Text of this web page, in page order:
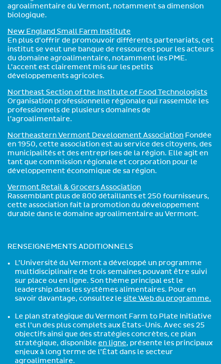
agroalimentaire du Vermont, notamment sa dimension
biologique.
New England Small Farm Institute
En plus d’offrir de promouvoir différents partenariats, cet
institut se veut une banque de ressources pour les acteurs
du domaine agroalimentaire, notamment les PME.
L’accent est clairement mis sur les petits
développements agricoles.
Northeast Section of the Institute of Food Technologists
Organisation professionnelle régionale qui rassemble les
professionnels de plusieurs domaines de
l’agroalimentaire.
Northeastern Vermont Development Association Fondée
en 1950, cette association est au service des citoyens, des
municipalités et des entreprises de la région. Elle agit en
tant que commission régionale et corporation pour le
développement économique de sa région.
Vermont Retail & Grocers Association
Rassemblant plus de 800 détaillants et 250 fournisseurs,
cette association fait la promotion du développement
durable dans le domaine agroalimentaire au Vermont.
RENSEIGNEMENTS ADDITIONNELS
L’Université du Vermont a développé un programme
multidisciplinaire de trois semaines pouvant être suivi
sur place ou en ligne. Son thème principal est le
leadership dans les systèmes alimentaires. Pour en
savoir davantage, consultez le site Web du programme.
Le plan stratégique du Vermont Farm to Plate Initiative
est l’un des plus complets aux États-Unis. Avec ses 25
objectifs ainsi que des stratégies concrètes, ce plan
stratégique, disponible en ligne, présente les principaux
enjeux à long terme de l’État dans le secteur
agroalimentaire.